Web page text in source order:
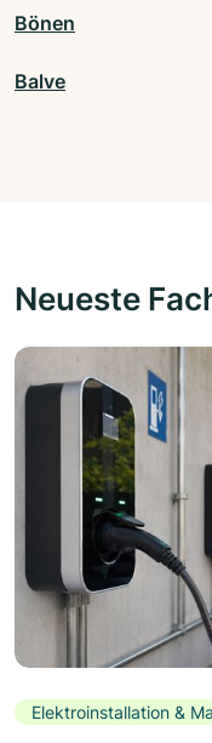
Bönen
Balve
Neueste
Elektroinstallation &